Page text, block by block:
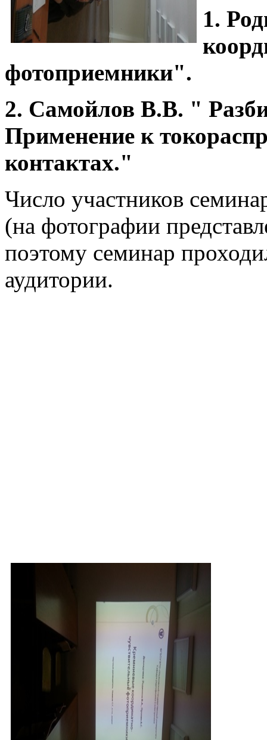
1.
фотоприемники".
2. Самойлов В.В. "
Применение к
контактах."
Число участников
(на фотографии
поэтому семинар
аудитории.